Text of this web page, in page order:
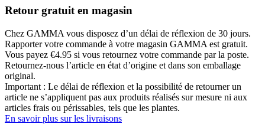
Retour gratuit en magasin
Chez GAMMA vous disposez d’un délai de réflexion de 30 jours.
Rapporter votre commande à votre magasin GAMMA est gratuit.
Vous payez €4.95 si vous retournez votre commande par la poste.
Retournez-nous l’article en état d’origine et dans son emballage
original.
Important : Le délai de réflexion et la possibilité de retourner un
article ne s’appliquent pas aux produits réalisés sur mesure ni aux
articles frais ou périssables, tels que les plantes.
En savoir plus sur les livraisons